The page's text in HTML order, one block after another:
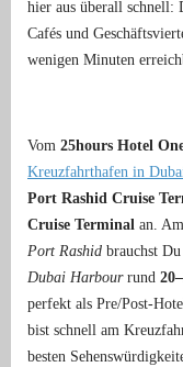
hier aus überall schnell:
Cafés und
wenigen Minuten
Vom 25hours Hotel
Kreuzfahrthafen in
Port Rashid Cruise
Cruise Terminal an.
Port Rashid brauchst
Dubai Harbourrund
perfekt als Pre/Post-
bist schnell am
besten